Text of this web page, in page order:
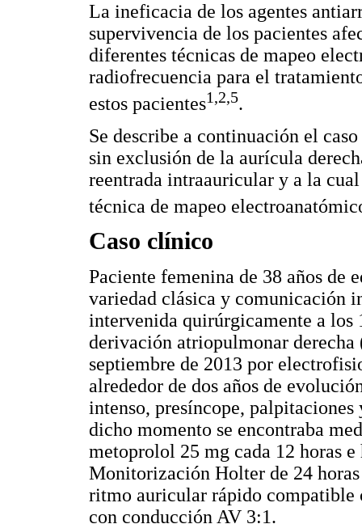
La ineficacia de los agentes
supervivencia de los pacientes
diferentes técnicas de mapeo
radiofrecuencia para el
estos pacientes1,2,5.
Se describe a continuación el
sin exclusión de la aurícula
reentrada intraauricular y a la
técnica de mapeo
Caso clínico
Paciente femenina de 38 años de
variedad clásica y comunicación
intervenida quirúrgicamente a los
derivación atriopulmonar
septiembre de 2013 por
alrededor de dos años de
intenso, presíncope, palpitaciones
dicho momento se encontraba
metoprolol 25 mg cada 12 horas
Monitorización Holter de 24
ritmo auricular rápido compatible
con conducción AV 3:1.